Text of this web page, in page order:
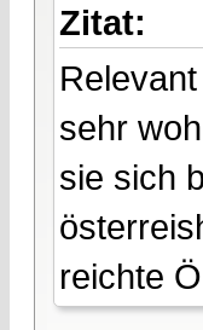
Zitat:
sehr
sie sich
reichte